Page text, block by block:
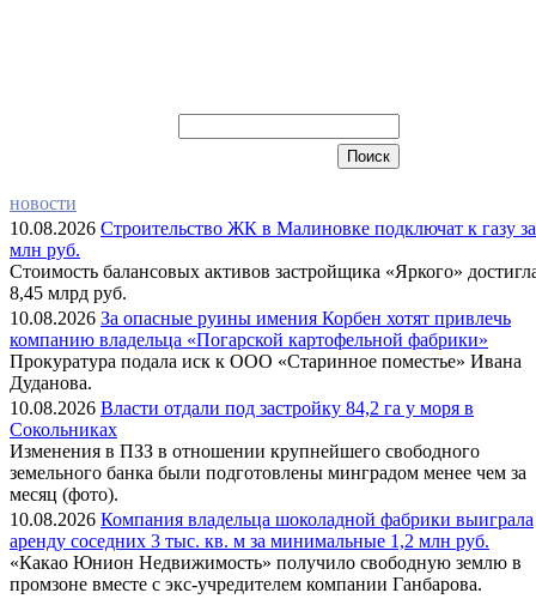
новости
10.08.2026 Строительство ЖК в Малиновке подключат к газу
млн руб.
Стоимость балансовых активов застройщика «Яркого»
8,45 млрд руб.
10.08.2026 За опасные руины имения Корбен хотят привлечь
компанию владельца «Погарской картофельной фабрики»
Прокуратура подала иск к ООО «Старинное поместье» Ивана
Дуданова.
10.08.2026 Власти отдали под застройку 84,2 га у моря в
Сокольниках
Изменения в ПЗЗ в отношении крупнейшего свободного
земельного банка были подготовлены минградом менее чем за
месяц (фото).
10.08.2026 Компания владельца шоколадной фабрики выиграла
аренду соседних 3 тыс. кв. м за минимальные 1,2 млн руб.
«Какао Юнион Недвижимость» получило свободную землю в
промзоне вместе с экс-учредителем компании Ганбарова.